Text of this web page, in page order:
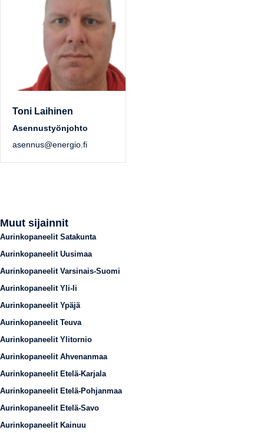
Toni Laihinen
Asennustyönjohto
asennus@energio.fi
Muut sijainnit
Aurinkopaneelit Satakunta
Aurinkopaneelit Uusimaa
Aurinkopaneelit Varsinais-Suomi
Aurinkopaneelit Yli-Ii
Aurinkopaneelit Ypäjä
Aurinkopaneelit Teuva
Aurinkopaneelit Ylitornio
Aurinkopaneelit Ahvenanmaa
Aurinkopaneelit Etelä-Karjala
Aurinkopaneelit Etelä-Pohjanmaa
Aurinkopaneelit Etelä-Savo
Aurinkopaneelit Kainuu